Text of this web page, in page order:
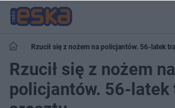
Rzucił się z nożem na policjantów. 56-latek
Rzucił się z nożem na
policjantów. 56-latek